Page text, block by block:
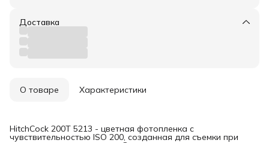
Доставка
О товаре Характеристики
HitchCock 200T 5213 - цветная фотопленка с
чувствительностью ISO 200, созданная для съемки при